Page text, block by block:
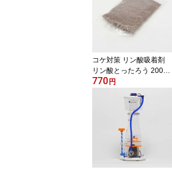
コケ対策 リン酸吸着剤
リン酸とったろう 200g
淡水海水両用 苔!(t189
770円